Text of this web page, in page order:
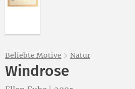
Beliebte Motive Natur
Windrose